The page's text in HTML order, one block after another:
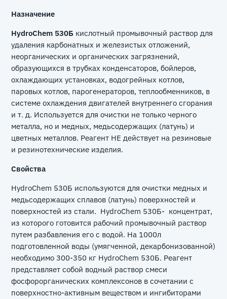
Назначение
HydroChem 530Б кислотный промывочный раствор для
удаления карбонатных и железистых отложений,
неорганических и органических загрязнений,
образующихся в трубках конденсаторов, бойлеров,
охлаждающих установках, водогрейных котлов,
паровых котлов, парогенераторов, теплообменников, в
системе охлаждения двигателей внутреннего сгорания
и т. д. Используется для очистки не только черного
металла, но и медных, медьсодержащих (латунь) и
цветных металлов. Реагент НЕ действует на резиновые
и резинотехнические изделия.
Свойства
HydroChem 530Б используются для очистки медных и
медьсодержащих сплавов (латунь) поверхностей и
поверхностей из стали. HydroChem 530Б- концентрат,
из которого готовится рабочий промывочный раствор
путем разбавления его с водой. На 1000л
подготовленной воды (умягченной, декарбонизованной)
необходимо 300-350 кг HydroChem 530Б. Реагент
представляет собой водный раствор смеси
фосфорорганических комплексонов в сочетании с
поверхностно-активным веществом и ингибиторами